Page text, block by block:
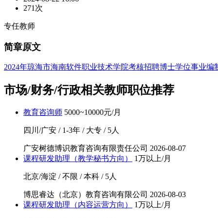
271次
专任教师
简章原文
2024年琼海市海南软件职业技术学院考核招聘博士学位事业编
市场/财务/行政相关教师职位推荐
教育咨询师 5000~10000元/月
四川/广安 / 1-3年 / 大专 / 5人
广安树德博识教育咨询有限责任公司 2026-08-07
课程研发助理（教学秘书方向）
1万以上/月
北京/海淀 / 不限 / 本科 / 5人
博思睿达（北京）教育咨询有限公司 2026-08-03
课程研发助理（内容运营方向）
1万以上/月